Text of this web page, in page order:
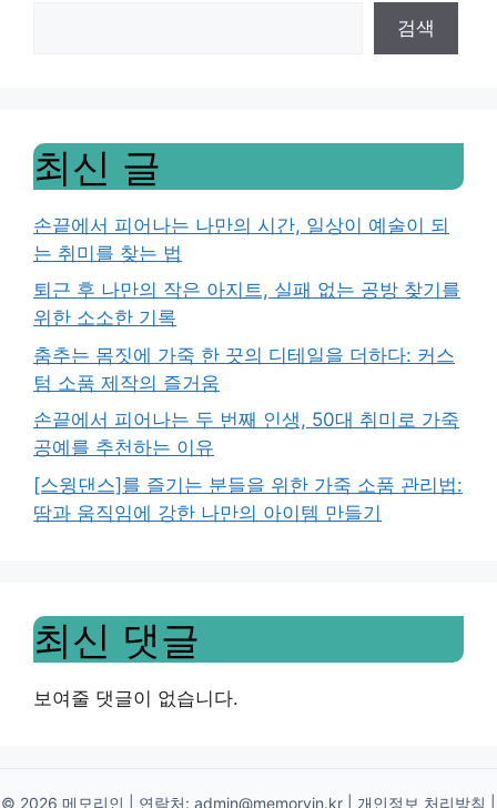
검색
최신 글
손끝에서 피어나는 나만의 시간, 일상이 예술이 되
는 취미를 찾는 법
퇴근 후 나만의 작은 아지트, 실패 없는 공방 찾기를
위한 소소한 기록
춤추는 몸짓에 가죽 한 끗의 디테일을 더하다: 커스
텀 소품 제작의 즐거움
손끝에서 피어나는 두 번째 인생, 50대 취미로 가죽
공예를 추천하는 이유
[스윙댄스]를 즐기는 분들을 위한 가죽 소품 관리법:
땀과 움직임에 강한 나만의 아이템 만들기
최신 댓글
보여줄 댓글이 없습니다.
© 2026 메모리인 | 연락처: admin@memoryin.kr 개인정보 처리방침